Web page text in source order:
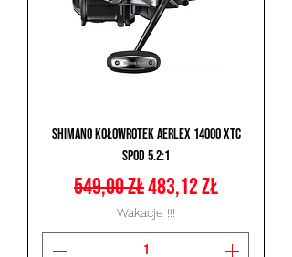
Shimano Kołowrotek Aerlex 14000 XTC
SPOD 5.2:1
Regularna cena
549,00 złCena rabatowa
483,12 zł
Wakacje !!!